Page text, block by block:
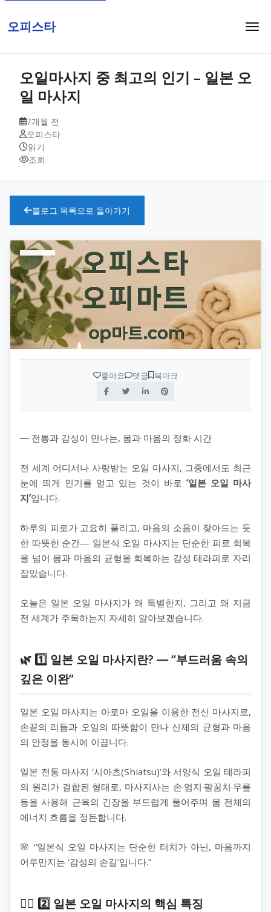
오피스타
오일마사지 중 최고의 인기 – 일본 오
일 마사지
7개월 전
오피스타
읽기
조회
블로그 목록으로 돌아가기
좋아요 댓글 북마크
― 전통과 감성이 만나는, 몸과 마음의 정화 시간
전 세계 어디서나 사랑받는 오일 마사지, 그중에서도 최근
눈에 띄게 인기를 얻고 있는 것이 바로 ‘일본 오일 마사
지’입니다.
하루의 피로가 고요히 풀리고, 마음의 소음이 잦아드는 듯
한 따뜻한 순간— 일본식 오일 마사지는 단순한 피로 회복
을 넘어 몸과 마음의 균형을 회복하는 감성 테라피로 자리
잡았습니다.
오늘은 일본 오일 마사지가 왜 특별한지, 그리고 왜 지금
전 세계가 주목하는지 자세히 알아보겠습니다.
🌿 1️⃣ 일본 오일 마사지란? ― “부드러움 속의
깊은 이완”
일본 오일 마사지는 아로마 오일을 이용한 전신 마사지로,
손끝의 리듬과 오일의 따뜻함이 만나 신체의 균형과 마음
의 안정을 동시에 이끕니다.
일본 전통 마사지 ‘시아츠(Shiatsu)’와 서양식 오일 테라피
의 원리가 결합된 형태로, 마사지사는 손·엄지·팔꿈치·무릎
등을 사용해 근육의 긴장을 부드럽게 풀어주며 몸 전체의
에너지 흐름을 정돈합니다.
🌸 “일본식 오일 마사지는 단순한 터치가 아닌, 마음까지
어루만지는 ‘감성의 손길’입니다.”
💆‍♀️ 2️⃣ 일본 오일 마사지의 핵심 특징